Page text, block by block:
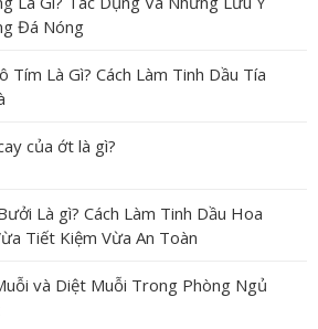
Đá Nóng
Tím Là Gì? Cách Làm Tinh Dầu Tía
của ớt là gì?
Là gì? Cách Làm Tinh Dầu Hoa
Tiết Kiệm Vừa An Toàn
và Diệt Muỗi Trong Phòng Ngủ